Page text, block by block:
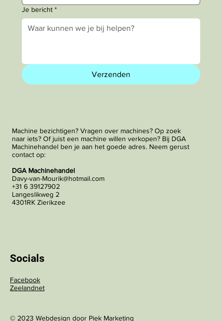
Socials
Facebook
Zeelandnet
© 2023 Webdesign door Piek Marketing
Je bericht *
Verzenden
Machine bezichtigen? Vragen over machines? Op zoek
naar iets? Of juist een machine willen verkopen? Bij DGA
Machinehandel ben je aan het goede adres. Neem gerust
contact op:
DGA Machinehandel
Davy-van-Mourik@hotmail.com
+31 6 39127902
Langeslikweg 2
4301RK Zierikzee